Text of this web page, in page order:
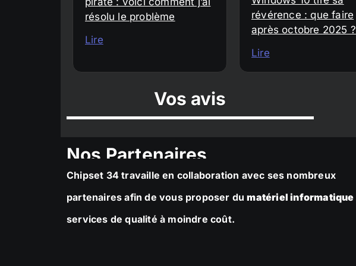
résolu le problème
Lire
révérence : que faire
après octobre 2025 ?
Lire
Vos avis
Nos Partenaires
Chipset 34 travaille en collaboration avec ses nombreux
partenaires afin de vous proposer dumatériel informatique
services de qualité à moindre coût.